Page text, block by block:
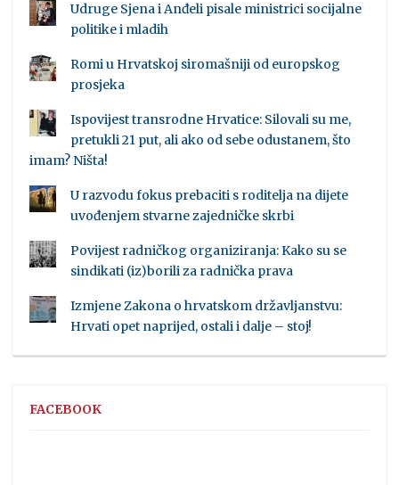
Udruge Sjena i Anđeli pisale ministrici socijalne
politike i mladih
Romi u Hrvatskoj siromašniji od europskog
prosjeka
Ispovijest transrodne Hrvatice: Silovali su me,
pretukli 21 put, ali ako od sebe odustanem, što
imam? Ništa!
U razvodu fokus prebaciti s roditelja na dijete
uvođenjem stvarne zajedničke skrbi
Povijest radničkog organiziranja: Kako su se
sindikati (iz)borili za radnička prava
Izmjene Zakona o hrvatskom državljanstvu:
Hrvati opet naprijed, ostali i dalje – stoj!
FACEBOOK